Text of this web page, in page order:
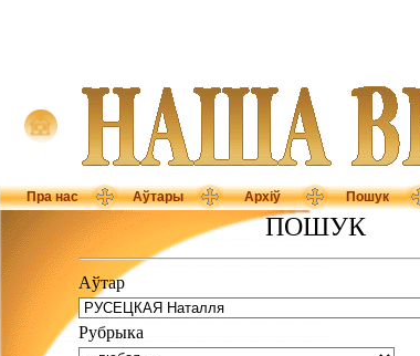
Пра нас Аўтары Архіў Пошук
ПОШУК
Аўтар
Рубрыка